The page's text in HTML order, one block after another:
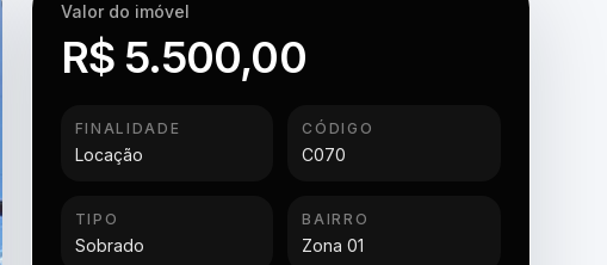
Valor do imóvel
R$ 5.500,00
FINALIDADE
Locação
CÓDIGO
C070
TIPO
Sobrado
BAIRRO
Zona 01